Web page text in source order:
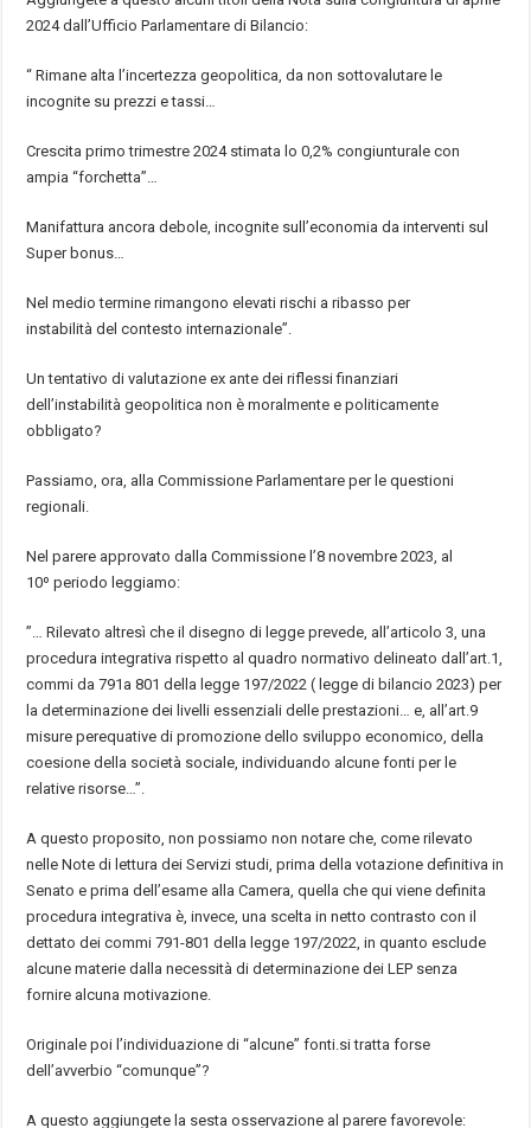
2024 dall’Ufficio Parlamentare di Bilancio:
“Rimane alta l’incertezza geopolitica, da non sottovalutare le
incognite su prezzi e tassi
Crescita primo trimestre 2024 stimata lo 0,2% congiunturale con
ampia “forchetta”
Manifattura ancora debole, incognite sull’economia da interventi sul
Super bonus
Nel medio termine rimangono elevati rischi a ribasso per
instabilitàdel contesto internazionale”
Un tentativo di valutazione ex ante dei riflessi finanziari
dell’instabilitàgeopolitica nonèmoralmente e politicamente
obbligato?
Passiamo, ora, alla Commissione Parlamentare per le questioni
regionali.
Nel parere approvato dalla Commissione l’8 novembre 2023, al
10ºperiodo leggiamo:
”…Rilevato altresìche il disegno di legge prevede, all’articolo 3, una
procedura integrativa rispetto al quadro normativo delineato dall’art.1,
commi da 791a 801 della legge 197/2022 ( legge di bilancio 2023) per
la determinazione dei livelli essenziali delle prestazioni …e, all’art.9
misure perequative di promozione dello sviluppo economico, della
coesione della società sociale, individuando alcune fonti per le
relative risorse …”
A questo proposito, non possiamo non notare che, come rilevato
nelle Note di lettura dei Servizi studi, prima della votazione definitiva in
Senato e prima dell’esame alla Camera, quella che qui viene definita
procedura integrativaè , invece, una scelta in netto contrasto con il
dettato dei commi 791-801 della legge 197/2022, in quanto esclude
alcune materie dalla necessitàdi determinazione dei LEP senza
fornire alcuna motivazione.
Originale poi l’individuazione di “alcune” fonti.si tratta forse
dell’avverbio “comunque”?
A questo aggiungete la sesta osservazione al parere favorevole: